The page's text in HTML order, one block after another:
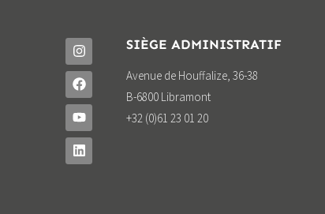
SIÈGE ADMINISTRATIF
Avenue de Houffalize, 36-38
B-6800 Libramont
+32 (0)61 23 01 20